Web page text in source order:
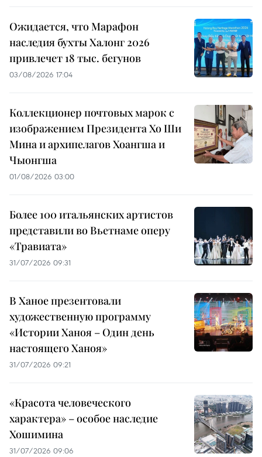
Ожидается, что Марафон
наследия бухты Халонг 2026
привлечет 18 тыс. бегунов
03/08/2026 17:04
Коллекционер почтовых марок с
изображением Президента Хо Ши
Мина и архипелагов Хоангша и
Чыонгша
01/08/2026 03:00
Более 100 итальянских артистов
представили во Вьетнаме оперу
«Травиата»
31/07/2026 09:31
В Ханое презентовали
художественную программу
«Истории Ханоя – Один день
настоящего Ханоя»
31/07/2026 09:21
«Красота человеческого
характера» – особое наследие
Хошимина
31/07/2026 09:06